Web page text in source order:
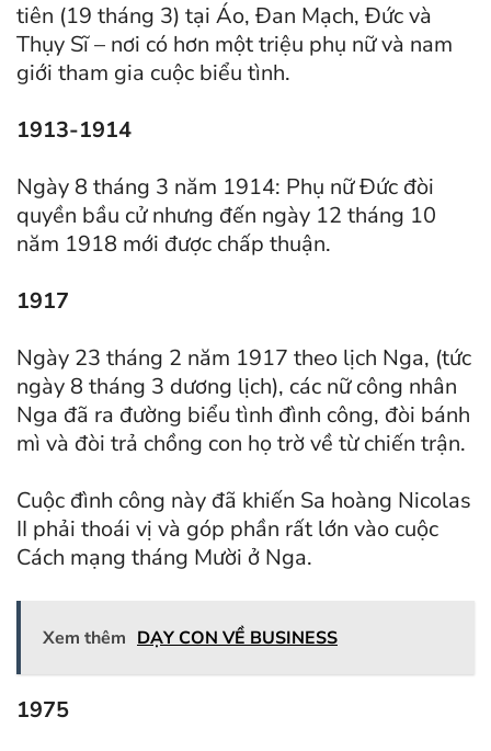
tiên (19 tháng 3) tại Áo, Đan Mạch, Đức và
Thụy Sĩ – nơi có hơn một triệu phụ nữ và nam
giới tham gia cuộc biểu tình.
1913-1914
Ngày 8 tháng 3 năm 1914: Phụ nữ Đức đòi
quyền bầu cử nhưng đến ngày 12 tháng 10
năm 1918 mới được chấp thuận.
1917
Ngày 23 tháng 2 năm 1917 theo lịch Nga, (tức
ngày 8 tháng 3 dương lịch), các nữ công nhân
Nga đã ra đường biểu tình đình công, đòi bánh
mì và đòi trả chồng con họ trờ về từ chiến trận.
Cuộc đình công này đã khiến Sa hoàng Nicolas
II phải thoái vị và góp phần rất lớn vào cuộc
Cách mạng tháng Mười ở Nga.
Xem thêm DẠY CON VỀ BUSINESS
1975